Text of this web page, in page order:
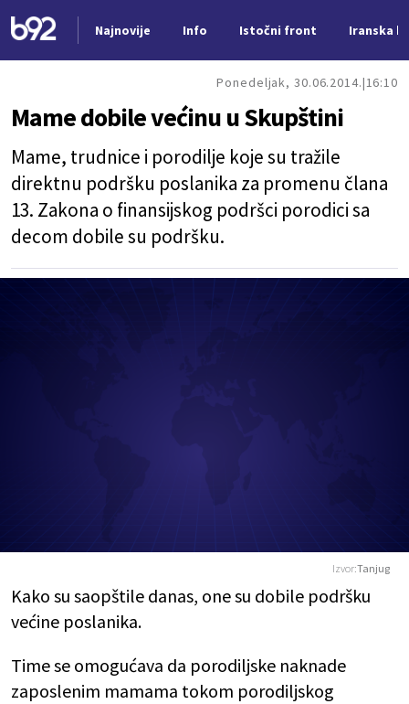
Najnovije Info Istočni front Iranska
Ponedeljak, 30.06.2014. 16:10
Mame dobile većinu u Skupštini
Mame, trudnice i porodilje koje su tražile
direktnu podršku poslanika za promenu člana
13. Zakona o finansijskog podršci porodici sa
decom dobile su podršku.
Izvor:Tanjug
Kako su saopštile danas, one su dobile podršku
većine poslanika.
Time se omogućava da porodiljske naknade
zaposlenim mamama tokom porodiljskog